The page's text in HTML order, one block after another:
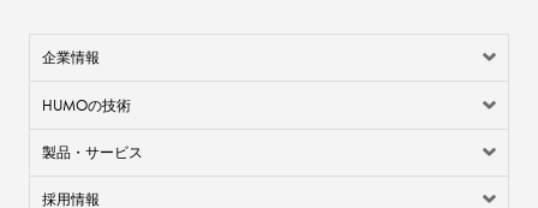
企業情報
HUMOの技術
製品・サービス
採用情報